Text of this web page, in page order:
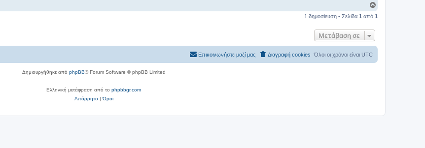
ρ
1 δημοσίευση • Σελίδα 1 από 1
Μετάβαση σε
Όλοι οι χρόνοι είναι UTC
Διαγραφή cookies
Επικοινωνήστε μαζί μας
Δημιουργήθηκε από phpBB® Forum Software © phpBB Limited
Ελληνική μετάφραση από το phpbbgr.com
Απόρρητο|Όροι